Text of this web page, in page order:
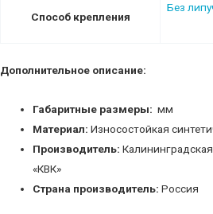
Способ крепления
Без
Дополнительное описание:
Габаритные размеры: мм
Материал: Износостойкая
Производитель:
«КВК»
Страна производитель:Россия